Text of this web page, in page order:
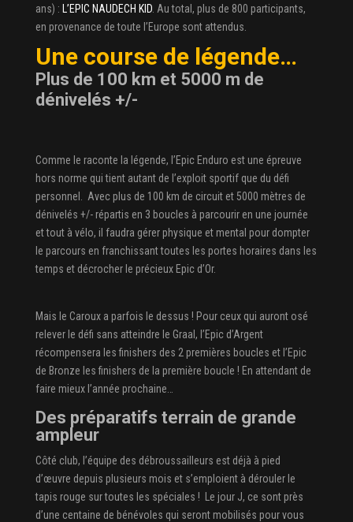
ans) :
L’EPIC NAUDECH KID. Au total, plus de 800 participants,
en provenance de toute l’Europe sont attendus.
Une course de légende…
Plus de 100 km et 5000 m de
dénivelés +/-
Comme le raconte la légende, l’Epic Enduro est une épreuve
hors norme qui tient autant de l’exploit sportif que du défi
personnel. Avec plus de 100 km de circuit et 5000 mètres de
dénivelés +/- répartis en 3 boucles à parcourir en une journée
et tout à vélo, il faudra gérer physique et mental pour dompter
le parcours en franchissant toutes les portes horaires dans les
temps et décrocher le précieux Epic d’Or.
Mais le Caroux a parfois le dessus ! Pour ceux qui auront osé
relever le défi sans atteindre le Graal, l’Epic d’Argent
récompensera les finishers des 2 premières boucles et l’Epic
de Bronze les finishers de la première boucle ! En attendant de
faire mieux l’année prochaine…
Des préparatifs terrain de grande
ampleur
Côté club, l’équipe des débroussailleurs est déjà à pied
d’œuvre depuis plusieurs mois et s’emploient à dérouler le
tapis rouge sur toutes les spéciales ! Le jour J, ce sont près
d’une centaine de bénévoles qui seront mobilisés pour vous